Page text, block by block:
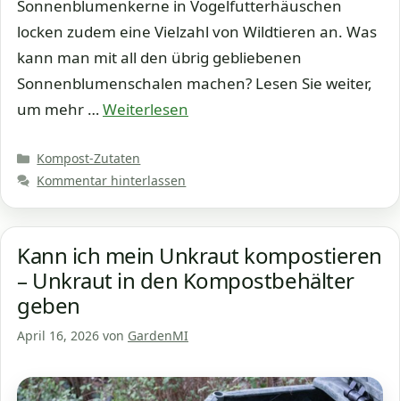
Sonnenblumenkerne in Vogelfutterhäuschen
locken zudem eine Vielzahl von Wildtieren an. Was
kann man mit all den übrig gebliebenen
Sonnenblumenschalen machen? Lesen Sie weiter,
um mehr …Weiterlesen
Kategorien
Kompost-Zutaten
Kommentar hinterlassen
Kann ich mein Unkraut kompostieren
– Unkraut in den Kompostbehälter
geben
April 16, 2026 von GardenMI